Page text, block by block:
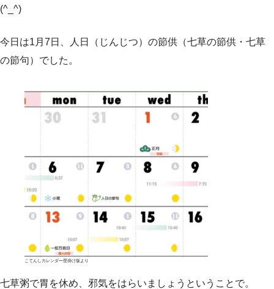
(^_^)
今日は1月7日、人日（じんじつ）の節供（七草の節供・七草
の節句）でした。
こてんしカレンダー壁掛け版より
七草粥で胃を休め、邪気をはらいましょうということで。